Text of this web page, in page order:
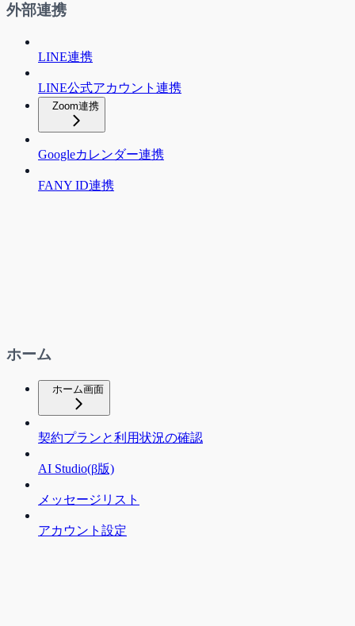
外部連携
LINE連携
LINE公式アカウント連携
Zoom連携
Googleカレンダー連携
FANY ID連携
ホーム
ホーム画面
契約プランと利用状況の確認
AI Studio(β版)
メッセージリスト
アカウント設定